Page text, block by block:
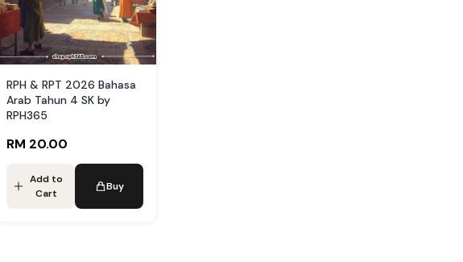
RPH & RPT 2026 Bahasa
Arab Tahun 4 SK by
RPH365
RM 20.00
Add to
Cart
Buy